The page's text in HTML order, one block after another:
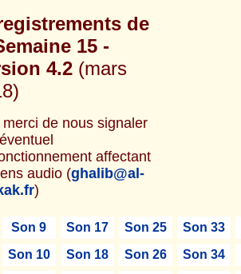
de
15 -
4.2 (mars
merci de nous signaler
affectant
audio (ghalib@al-
)
Son 9 Son 17 Son 25
Son 33
Son 10 Son 18 Son 26
Son 34